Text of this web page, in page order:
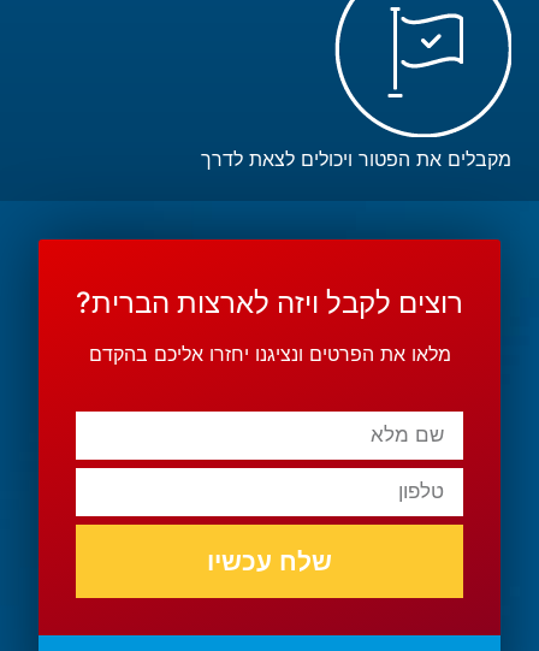
מקבלים את הפטור ויכולים לצאת לדרך
רוצים לקבל ויזה לארצות הברית?
מלאו את הפרטים ונציגנו יחזרו אליכם בהקדם
שלח עכשיו